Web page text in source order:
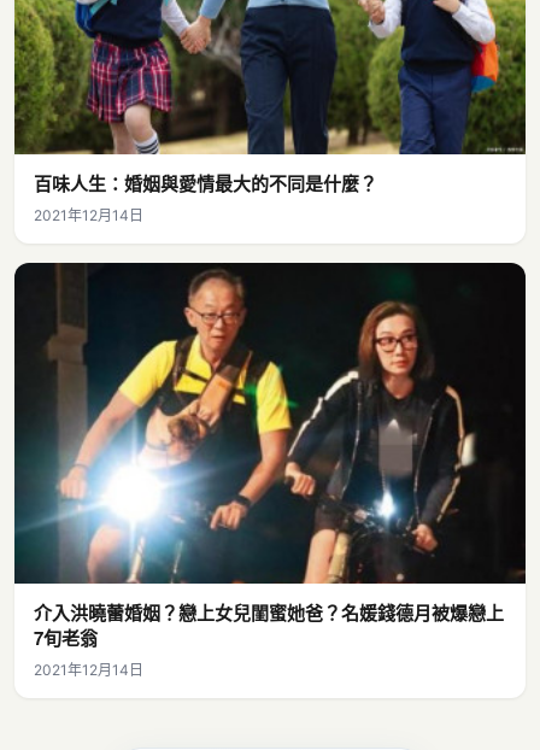
百味人生：婚姻與愛情最大的不同是什麼？
2021年12月14日
介入洪曉蕾婚姻？戀上女兒閨蜜她爸？名媛錢德月被爆戀上
7旬老翁
2021年12月14日